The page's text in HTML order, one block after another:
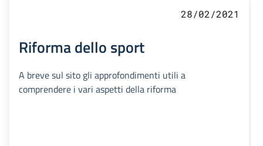
28/02/2021
Riforma dello sport
A breve sul sito gli approfondimenti utili a
comprendere i vari aspetti della riforma